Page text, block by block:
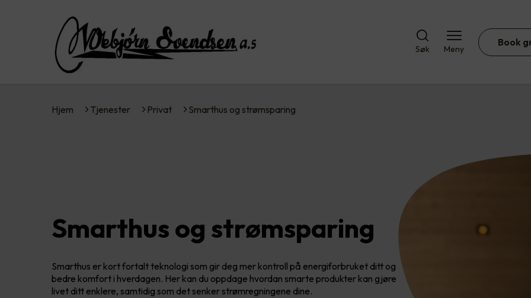
Søk Meny
Book
Hjem Tjenester Privat Smarthus og strømsparing
Smarthus og strømsparing
Smarthus er kort fortalt teknologi som gir deg mer kontroll på energiforbruket ditt og
bedre komfort i hverdagen. Her kan du oppdage hvordan smarte produkter kan gjøre
livet ditt enklere, samtidig som det senker strømregningene dine.